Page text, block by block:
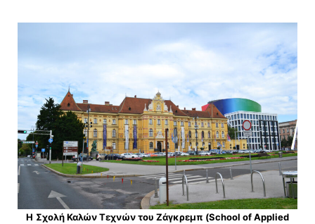
Η Σχολή Καλών Τεχνών του Ζάγκρεμπ (School of Applied